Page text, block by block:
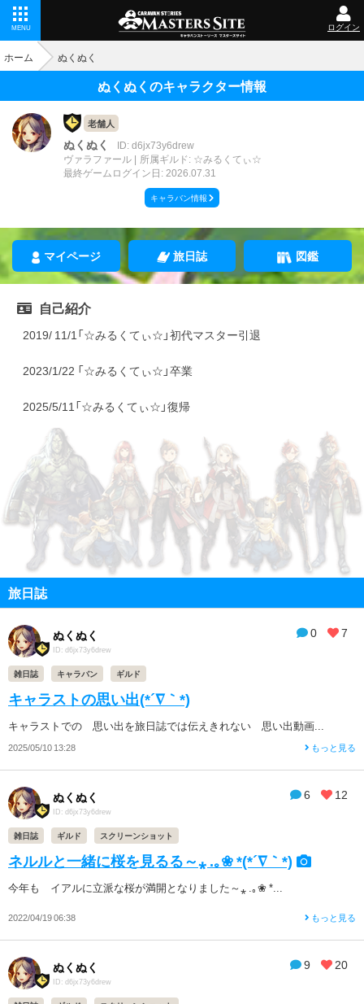
MENU ログイン
ホーム ぬくぬく
ぬくぬくのキャラクター情報
老舗人
ぬくぬく
ID: d6jx73y6drew
ヴァラファール
所属ギルド: ☆みるくてぃ☆
最終ゲームログイン日: 2026.07.31
キャラバン情報
マイページ 旅日誌 図鑑
自己紹介
2019/ 11/1「☆みるくてぃ☆」初代マスター引退
2023/1/22 「☆みるくてぃ☆」卒業
2025/5/11「☆みるくてぃ☆」復帰
旅日誌
0 7
ぬくぬく
ID: d6jx73y6drew
雑日誌 キャラバン ギルド
キャラストの思い出(*´∇｀*)
キャラストでの 思い出を旅日誌では伝えきれない 思い出動画...
2025/05/10 13:28 もっと見る
6 12
ぬくぬく
ID: d6jx73y6drew
雑日誌 ギルド スクリーンショット
ネルルと一緒に桜を見るる～⁎ .｡❀ *(*´∇｀*)
今年も イアルに立派な桜が満開となりました～⁎ .｡❀ *...
2022/04/19 06:38 もっと見る
9 20
ぬくぬく
ID: d6jx73y6drew